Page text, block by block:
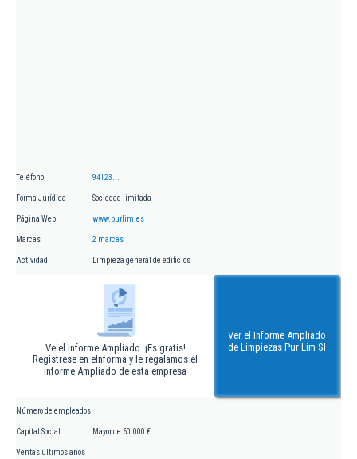
Teléfono 94123...
Forma Jurídica Sociedad limitada
Página Web www.purlim.es
Marcas 2 marcas
Actividad Limpieza general de edificios
Ve el Informe Ampliado. ¡Es gratis!
Regístrese en eInforma y le regalamos el
Informe Ampliado de esta empresa
Ver el Informe Ampliado
de Limpiezas Pur Lim Sl
Número de empleados
Capital Social Mayor de 60.000 €
Ventas últimos años